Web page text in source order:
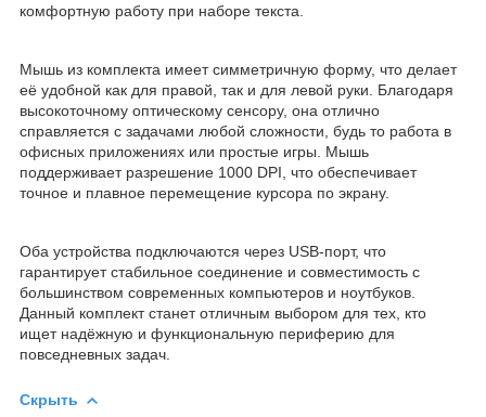
комфортную работу при наборе текста.
Мышь из комплекта имеет симметричную форму, что делает
её удобной как для правой, так и для левой руки. Благодаря
высокоточному оптическому сенсору, она отлично
справляется с задачами любой сложности, будь то работа в
офисных приложениях или простые игры. Мышь
поддерживает разрешение 1000 DPI, что обеспечивает
точное и плавное перемещение курсора по экрану.
Оба устройства подключаются через USB-порт, что
гарантирует стабильное соединение и совместимость с
большинством современных компьютеров и ноутбуков.
Данный комплект станет отличным выбором для тех, кто
ищет надёжную и функциональную периферию для
повседневных задач.
Скрыть